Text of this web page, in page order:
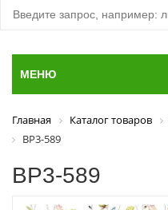
МЕНЮ
Главная Каталог товаров
ВР3-589
ВР3-589